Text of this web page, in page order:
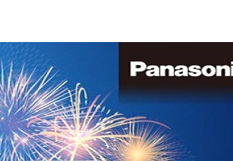
Tổng cộng:
3,600,000₫
THANH TOÁN